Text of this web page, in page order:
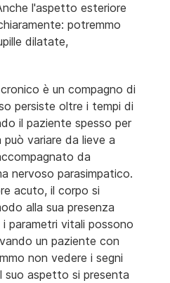
l'aspetto esteriore
potremmo
dilatate,
è un compagno di
persiste oltre i tempi di
il paziente spesso per
variare da lieve a
da
nervoso parasimpatico.
acuto, il corpo si
alla sua presenza
parametri vitali possono
un paziente con
non vedere i segni
suo aspetto si presenta